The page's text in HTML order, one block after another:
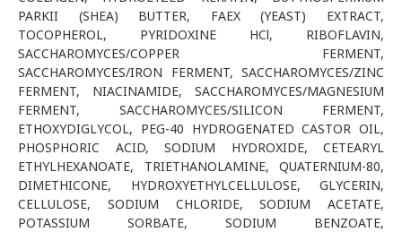
PARKII (SHEA) BUTTER, FAEX (YEAST) EXTRACT,
TOCOPHEROL, PYRIDOXINE HCl, RIBOFLAVIN,
SACCHAROMYCES/COPPER FERMENT,
SACCHAROMYCES/IRON FERMENT, SACCHAROMYCES/ZINC
FERMENT, NIACINAMIDE, SACCHAROMYCES/MAGNESIUM
FERMENT, SACCHAROMYCES/SILICON FERMENT,
ETHOXYDIGLYCOL, PEG-40 HYDROGENATED CASTOR OIL,
PHOSPHORIC ACID, SODIUM HYDROXIDE, CETEARYL
ETHYLHEXANOATE, TRIETHANOLAMINE, QUATERNIUM-80,
DIMETHICONE, HYDROXYETHYLCELLULOSE, GLYCERIN,
CELLULOSE, SODIUM CHLORIDE, SODIUM ACETATE,
POTASSIUM SORBATE, SODIUM BENZOATE,